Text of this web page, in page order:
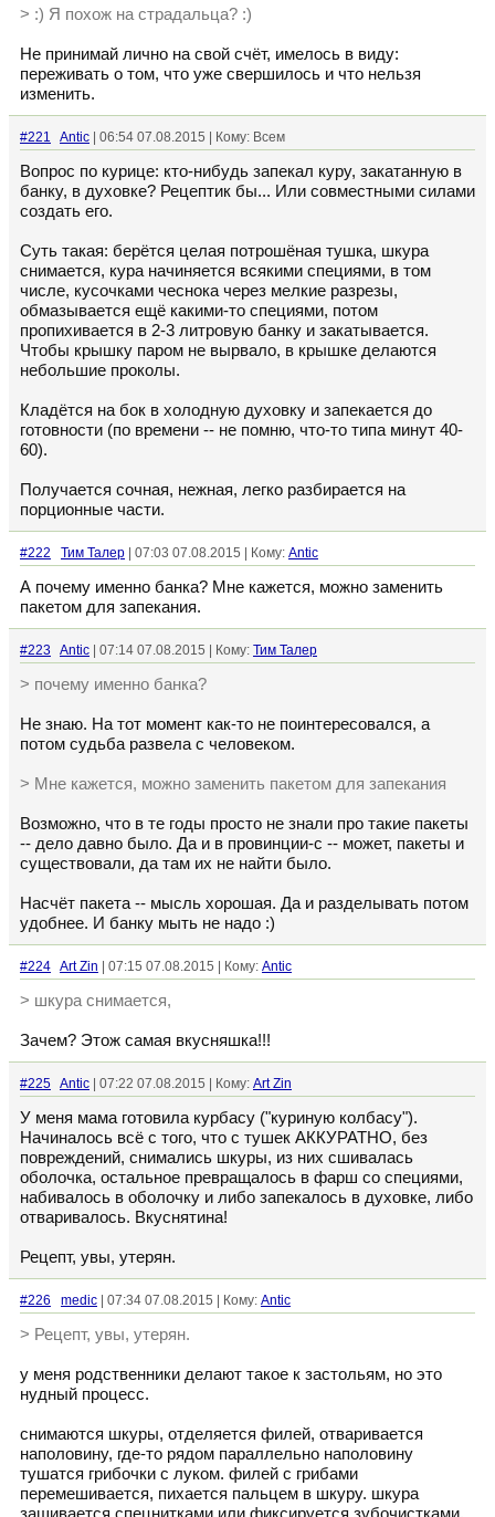
> :) Я похож на страдальца? :)
Не принимай лично на свой счёт, имелось в виду:
переживать о том, что уже свершилось и что нельзя
изменить.
#221 Antic | 06:54 07.08.2015 | Кому: Всем
Вопрос по курице: кто-нибудь запекал куру, закатанную в
банку, в духовке? Рецептик бы... Или совместными силами
создать его.
Суть такая: берётся целая потрошёная тушка, шкура
снимается, кура начиняется всякими специями, в том
числе, кусочками чеснока через мелкие разрезы,
обмазывается ещё какими-то специями, потом
пропихивается в 2-3 литровую банку и закатывается.
Чтобы крышку паром не вырвало, в крышке делаются
небольшие проколы.
Кладётся на бок в холодную духовку и запекается до
готовности (по времени -- не помню, что-то типа минут 40-
60).
Получается сочная, нежная, легко разбирается на
порционные части.
#222 Тим Талер | 07:03 07.08.2015 | Кому: Antic
А почему именно банка? Мне кажется, можно заменить
пакетом для запекания.
#223 Antic | 07:14 07.08.2015 | Кому: Тим Талер
> почему именно банка?
Не знаю. На тот момент как-то не поинтересовался, а
потом судьба развела с человеком.
> Мне кажется, можно заменить пакетом для запекания
Возможно, что в те годы просто не знали про такие пакеты
-- дело давно было. Да и в провинции-с -- может, пакеты и
существовали, да там их не найти было.
Насчёт пакета -- мысль хорошая. Да и разделывать потом
удобнее. И банку мыть не надо :)
#224 Art Zin | 07:15 07.08.2015 | Кому: Antic
> шкура снимается,
Зачем? Этож самая вкусняшка!!!
#225 Antic | 07:22 07.08.2015 | Кому: Art Zin
У меня мама готовила курбасу ("куриную колбасу").
Начиналось всё с того, что с тушек АККУРАТНО, без
повреждений, снимались шкуры, из них сшивалась
оболочка, остальное превращалось в фарш со специями,
набивалось в оболочку и либо запекалось в духовке, либо
отваривалось. Вкуснятина!
Рецепт, увы, утерян.
#226 medic | 07:34 07.08.2015 | Кому: Antic
> Рецепт, увы, утерян.
у меня родственники делают такое к застольям, но это
нудный процесс.
снимаются шкуры, отделяется филей, отваривается
наполовину, где-то рядом параллельно наполовину
тушатся грибочки с луком. филей с грибами
перемешивается, пихается пальцем в шкуру. шкура